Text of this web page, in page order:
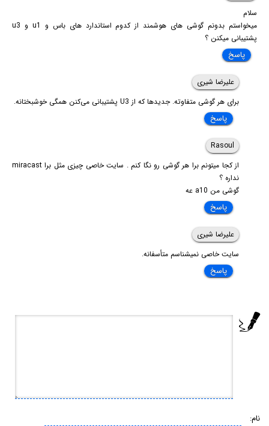
سلام
میخواستم بدونم گوشی های هوشمند از کدوم استاندارد های باس و u1 و u3
پشتیبانی میکنن ؟
پاسخ
علیرضا شیری
برای هر گوشی متفاوته. جدیدها که از U3 پشتیبانی می‌کنن همگی خوشبختانه.
پاسخ
Rasoul
از کجا میتونم برا هر گوشی رو نگا کنم . سایت خاصی چیزی مثل برا miracast
نداره ؟
گوشی من a10 عه
پاسخ
علیرضا شیری
سایت خاصی نمیشناسم متأسفانه.
پاسخ
نام: